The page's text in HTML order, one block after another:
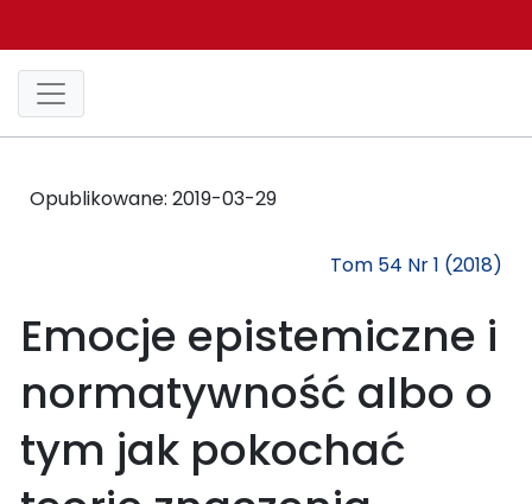
Opublikowane: 2019-03-29
Tom 54 Nr 1 (2018)
Emocje epistemiczne i
normatywność albo o
tym jak pokochać